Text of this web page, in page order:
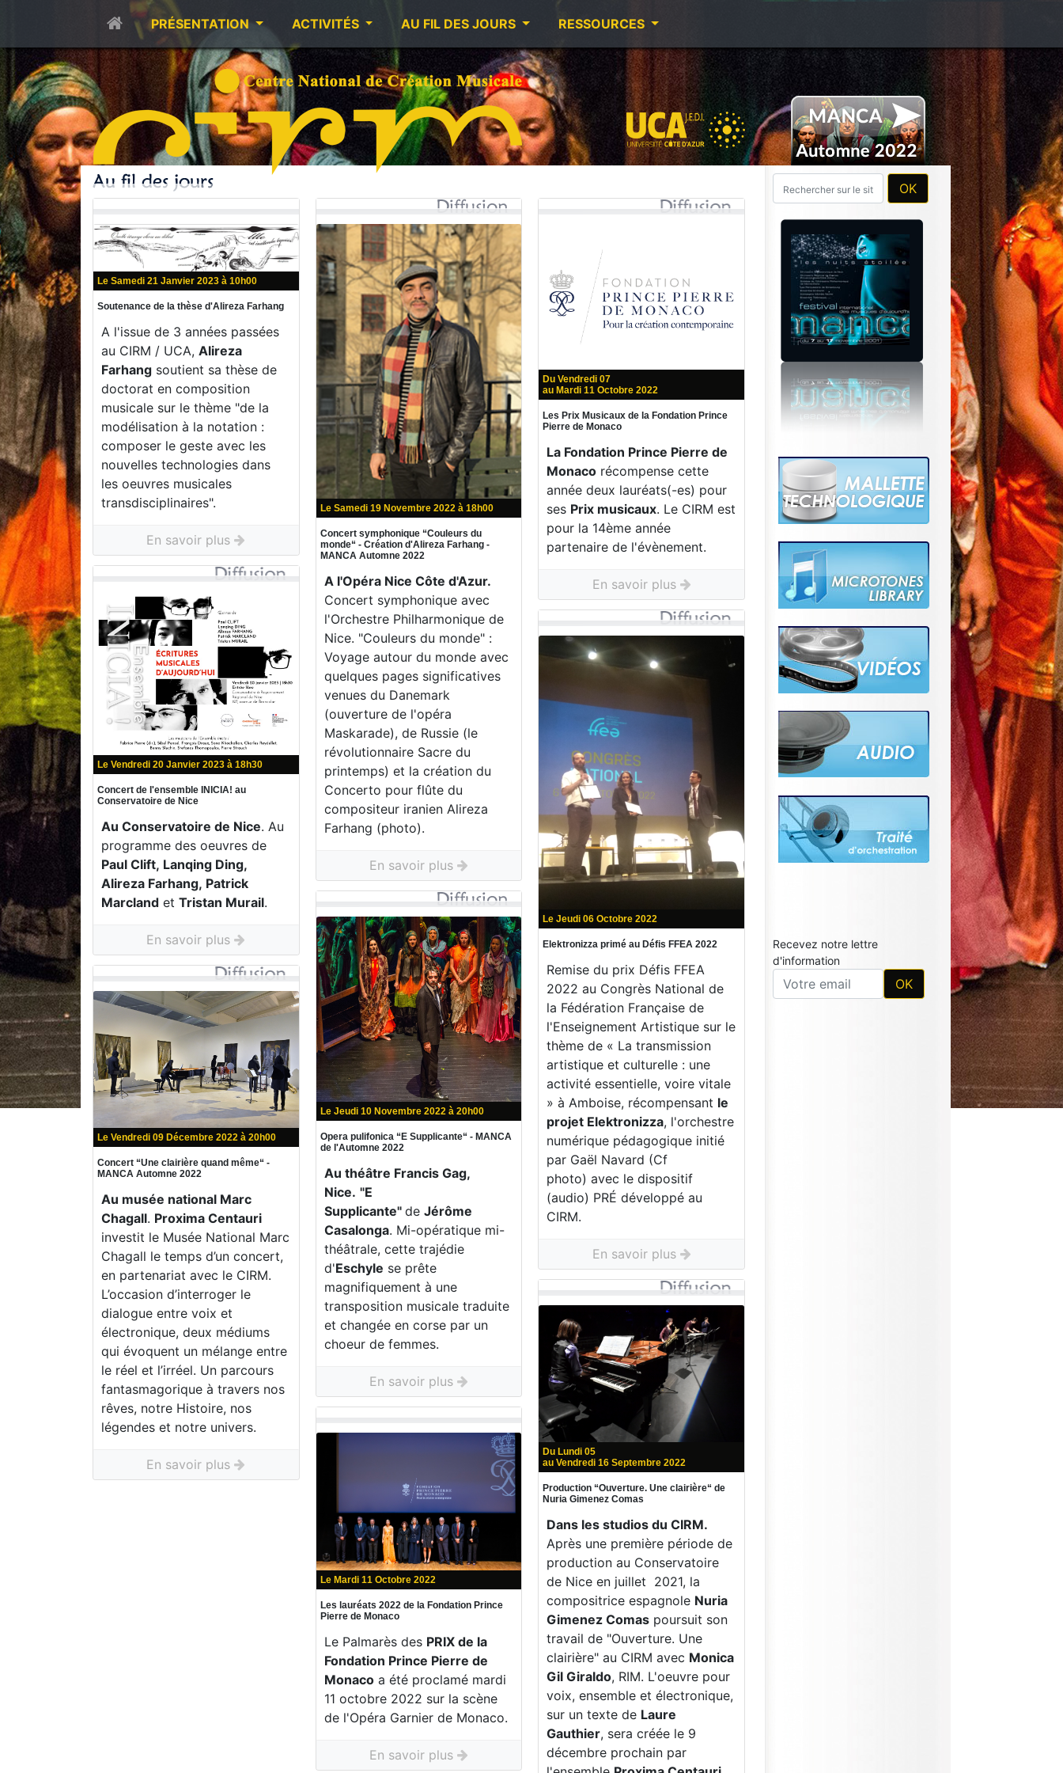
PRÉSENTATION ACTIVITÉS AU FIL DES JOURS RESSOURCES
Le Samedi 21 Janvier 2023 à 10h00
Soutenance de la thèse d'Alireza Farhang
A l'issue de 3 années passées
au CIRM / UCA, Alireza
Farhang soutient sa thèse de
doctorat en composition
musicale sur le thème "de la
modélisation à la notation :
composer le geste avec les
nouvelles technologies dans
les oeuvres musicales
transdisciplinaires".
En savoir plus
Le Vendredi 20 Janvier 2023 à 18h30
Concert de l'ensemble INICIA! au
Conservatoire de Nice
Au Conservatoire de Nice. Au
programme des oeuvres de
Paul Clift, Lanqing Ding,
Alireza Farhang, Patrick
Marcland et Tristan Murail.
En savoir plus
Le Vendredi 09 Décembre 2022 à 20h00
Concert “Une clairière quand même“ -
MANCA Automne 2022
Au musée national Marc
Chagall. Proxima Centauri
investit le Musée National Marc
Chagall le temps d’un concert,
en partenariat avec le CIRM.
L’occasion d’interroger le
dialogue entre voix et
électronique, deux médiums
qui évoquent un mélange entre
le réel et l’irréel. Un parcours
fantasmagorique à travers nos
rêves, notre Histoire, nos
légendes et notre univers.
En savoir plus
Le Samedi 19 Novembre 2022 à 18h00
Concert symphonique “Couleurs du
monde“ - Création d'Alireza Farhang -
MANCA Automne 2022
A l'Opéra Nice Côte d'Azur.
Concert symphonique avec
l'Orchestre Philharmonique de
Nice. "Couleurs du monde" :
Voyage autour du monde avec
quelques pages significatives
venues du Danemark
(ouverture de l'opéra
Maskarade), de Russie (le
révolutionnaire Sacre du
printemps) et la création du
Concerto pour flûte du
compositeur iranien Alireza
Farhang (photo).
En savoir plus
Le Jeudi 10 Novembre 2022 à 20h00
Opera pulifonica “E Supplicante“ - MANCA
de l'Automne 2022
Au théâtre Francis Gag,
Nice. "E
Supplicante" de Jérôme
Casalonga. Mi-opératique mi-
théâtrale, cette trajédie
d'Eschyle se prête
magnifiquement à une
transposition musicale traduite
et changée en corse par un
choeur de femmes.
En savoir plus
Le Mardi 11 Octobre 2022
Les lauréats 2022 de la Fondation Prince
Pierre de Monaco
Le Palmarès des PRIX de la
Fondation Prince Pierre de
Monacoa été proclamé mardi
11 octobre 2022 sur la scène
de l'Opéra Garnier de Monaco.
En savoir plus
Du Vendredi 07
au Mardi 11 Octobre 2022
Les Prix Musicaux de la Fondation Prince
Pierre de Monaco
La Fondation Prince Pierre de
Monaco récompense cette
année deux lauréats(-es) pour
ses Prix musicaux. Le CIRM est
pour la 14ème année
partenaire de l'évènement.
En savoir plus
Le Jeudi 06 Octobre 2022
Elektronizza primé au Défis FFEA 2022
Remise du prix Défis FFEA
2022 au Congrès National de
la Fédération Française de
l'Enseignement Artistique sur le
thème de « La transmission
artistique et culturelle : une
activité essentielle, voire vitale
» à Amboise, récompensant le
projet Elektronizza, l'orchestre
numérique pédagogique initié
par Gaël Navard (Cf
photo) avec le dispositif
(audio) PRÉ développé au
CIRM.
En savoir plus
Du Lundi 05
au Vendredi 16 Septembre 2022
Production “Ouverture. Une clairière“ de
Nuria Gimenez Comas
Dans les studios du CIRM.
Après une première période de
production au Conservatoire
de Nice en juillet 2021, la
compositrice espagnole Nuria
Gimenez Comas poursuit son
travail de "Ouverture. Une
clairière" au CIRM avec Monica
Gil Giraldo, RIM. L'oeuvre pour
voix, ensemble et électronique,
sur un texte de Laure
Gauthier, sera créée le 9
décembre prochain par
Recevez notre lettre
d'information